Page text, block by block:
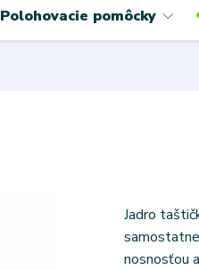
Polohovacie pomôcky
Jadro
nosnosťou